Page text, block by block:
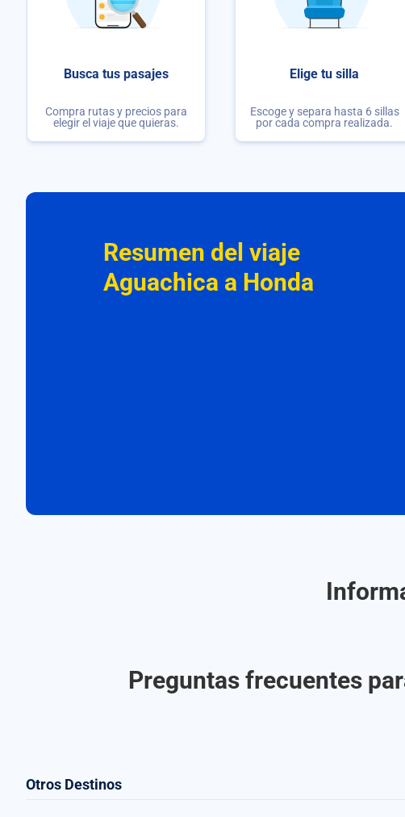
Busca tus pasajes
Compra rutas y precios para
elegir el viaje que quieras.
Elige tu silla
Escoge y separa hasta 6 sillas
por cada compra realizada.
Resumen del viaje
Aguachica a Honda
Preguntas frecuentes
Otros Destinos